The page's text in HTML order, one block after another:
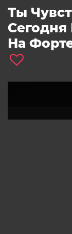
Ты
Сегодня
На